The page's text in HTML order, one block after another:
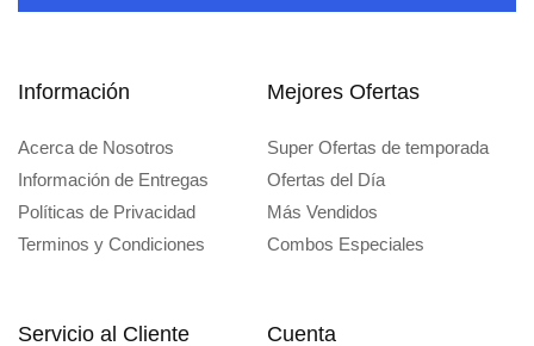
Información
Acerca de Nosotros
Información de Entregas
Políticas de Privacidad
Terminos y Condiciones
Mejores Ofertas
Super Ofertas de temporada
Ofertas del Día
Más Vendidos
Combos Especiales
Servicio al Cliente Cuenta